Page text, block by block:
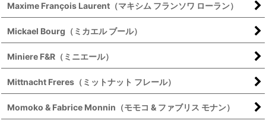
Maxime François Laurent（マキシム フランソワ ローラン）
Mickael Bourg（ミカエル ブール）
Miniere F&R（ミニエール）
Mittnacht Freres（ミットナット フレール）
Momoko & Fabrice Monnin（モモコ & ファブリス モナン）